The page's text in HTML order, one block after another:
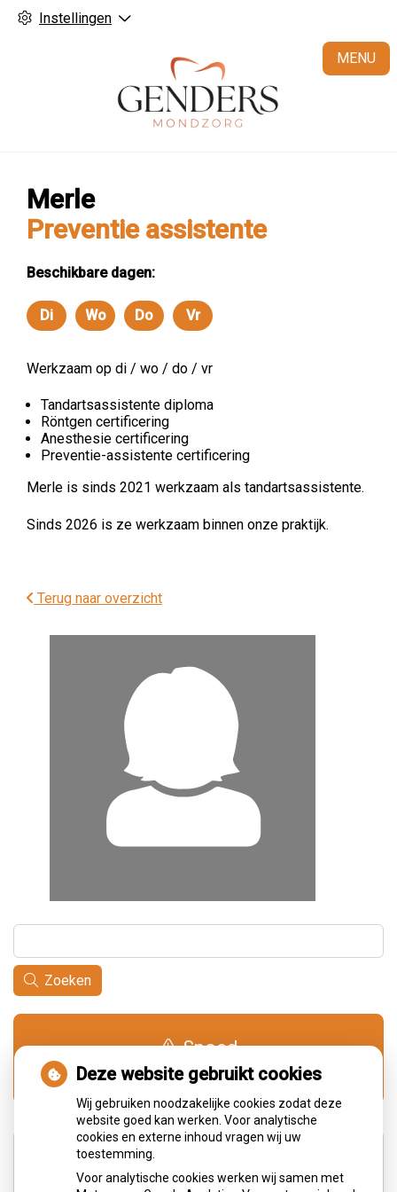
Instellingen
MENU
Merle
Preventie assistente
Beschikbare dagen:
Dinsdag
Di Woensdag
Wo Donderdag
Do Vrijdag
Vr
Werkzaam op di / wo / do / vr
Tandartsassistente diploma
Röntgen certificering
Anesthesie certificering
Preventie-assistente certificering
Merle is sinds 2021 werkzaam als tandartsassistente.
Sinds 2026 is ze werkzaam binnen onze praktijk.
Terug naar overzicht
Zoeken
Spoed
0900-1515
Adresgegevens
Deze website gebruikt cookies
Wij gebruiken noodzakelijke cookies zodat deze
website goed kan werken. Voor analytische
cookies en externe inhoud vragen wij uw
toestemming.
Voor analytische cookies werken wij samen met